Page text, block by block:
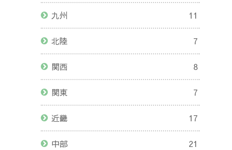
九州 11
北陸 7
関西 8
関東 7
近畿 17
中部 21